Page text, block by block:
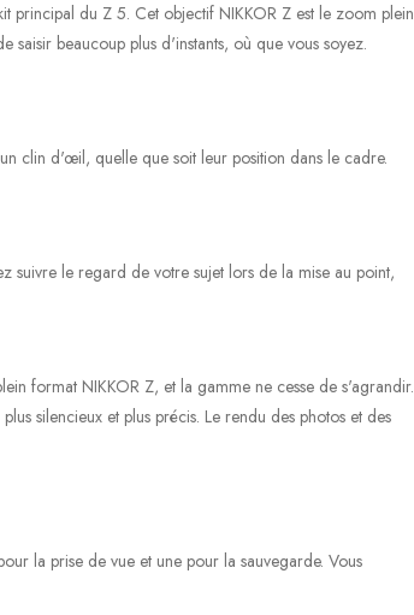
principal du Z 5. Cet objectif NIKKOR Z est le zoom plein
saisir beaucoup plus d'instants, où que vous soyez.
clin d'œil, quelle que soit leur position dans le cadre.
suivre le regard de votre sujet lors de la mise au point,
format NIKKOR Z, et la gamme ne cesse de s'agrandir.
silencieux et plus précis. Le rendu des photos et des
la prise de vue et une pour la sauvegarde. Vous